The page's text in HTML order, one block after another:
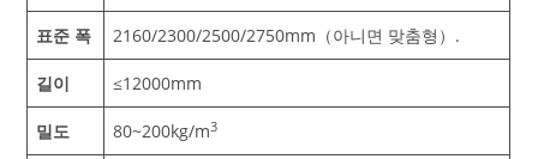
표준 폭 2160/2300/2500/2750mm（아니면 맞춤형）.
길이 ≤12000mm
밀도 80~200kg/m3